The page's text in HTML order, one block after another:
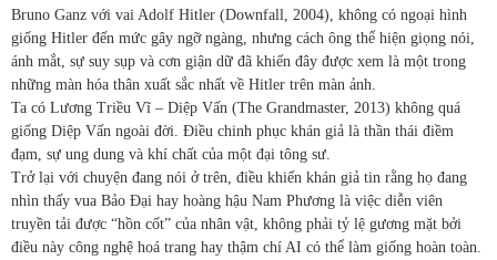
Bruno Ganz với vai Adolf Hitler (Downfall, 2004), không có ngoại hình
giống Hitler đến mức gây ngỡ ngàng, nhưng cách ông thể hiện giọng nói,
ánh mắt, sự suy sụp và cơn giận dữ đã khiến đây được xem là một trong
những màn hóa thân xuất sắc nhất về Hitler trên màn ảnh.
Ta có Lương Triều Vĩ – Diệp Vấn (The Grandmaster, 2013) không quá
giống Diệp Vấn ngoài đời. Điều chinh phục khán giả là thần thái điềm
đạm, sự ung dung và khí chất của một đại tông sư.
Trở lại với chuyện đang nói ở trên, điều khiến khán giả tin rằng họ đang
nhìn thấy vua Bảo Đại hay hoàng hậu Nam Phương là việc diễn viên
truyền tải được “hồn cốt” của nhân vật, không phải tỷ lệ gương mặt bởi
điều này công nghệ hoá trang hay thậm chí AI có thể làm giống hoàn toàn.